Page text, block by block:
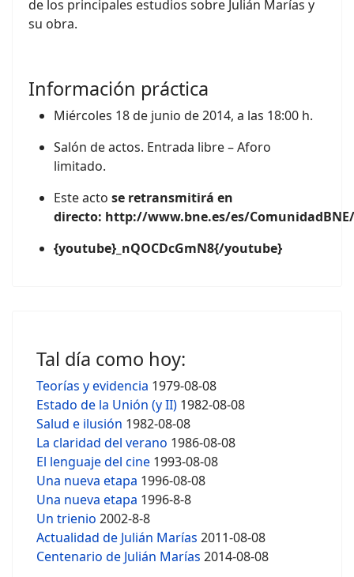
de los principales estudios sobre Julián Marías y
su obra.
Información práctica
Miércoles 18 de junio de 2014, a las 18:00 h.
Salón de actos. Entrada libre – Aforo
limitado.
Este acto se retransmitirá en
directo: http://www.bne.es/es/
{youtube}_nQOCDcGmN8{/youtube}
Tal día como hoy:
Teorías y evidencia 1979-08-08
Estado de la Unión (y II) 1982-08-08
Salud e ilusión 1982-08-08
La claridad del verano 1986-08-08
El lenguaje del cine 1993-08-08
Una nueva etapa 1996-08-08
Una nueva etapa 1996-8-8
Un trienio 2002-8-8
Actualidad de Julián Marías 2011-08-08
Centenario de Julián Marías 2014-08-08